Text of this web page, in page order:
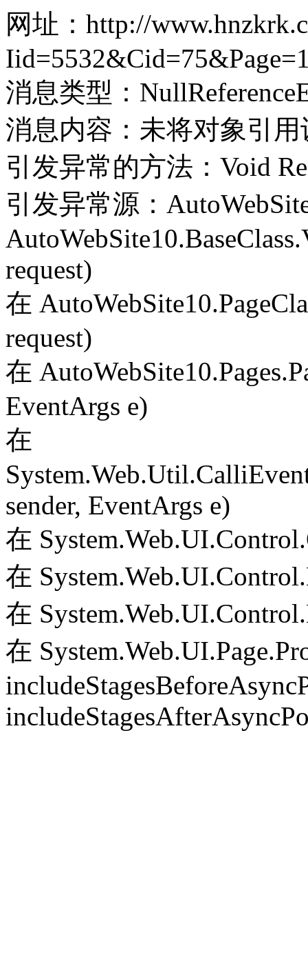
网址：http://
消息类型：
消息内容：未将对象引
引发异常的方法：Void
引发异常源：
request)
在
request)
在
EventArgs e)
在
sender, EventArgs e)
在
在
在
在